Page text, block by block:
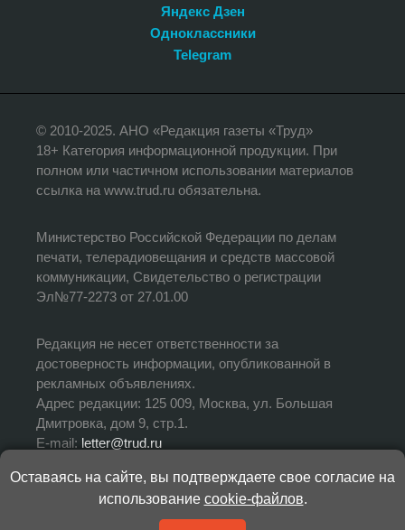
Яндекс Дзен
Одноклассники
Telegram
© 2010-2025. АНО «Редакция газеты «Труд»
18+ Категория информационной продукции. При
полном или частичном использовании материалов
ссылка на www.trud.ru обязательна.
Министерство Российской Федерации по делам
печати, телерадиовещания и средств массовой
коммуникации, Свидетельство о регистрации
Эл№77-2273 от 27.01.00
Редакция не несет ответственности за
достоверность информации, опубликованной в
рекламных объявлениях.
Адрес редакции: 125 009, Москва, ул. Большая
Дмитровка, дом 9, стр.1.
E-mail: letter@trud.ru
УЧРЕДИТЕЛЬ: АНО «Редакция газеты «Труд»
ИЗДАТЕЛЬ: АНО «Редакция газеты «Труд»
Оставаясь на сайте, вы подтверждаете свое согласие на
использование cookie-файлов.